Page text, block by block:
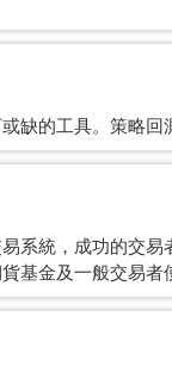
缺的工具。策略
系統，成功的交
基金及一般交易者